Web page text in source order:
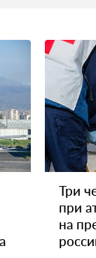
Три
при
на